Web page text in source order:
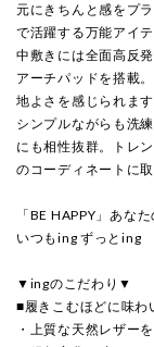
元にきちんと感をプ
で活躍する万能アイテ
中敷きには全面高反
アーチパッドを搭載
地よさを感じられます
シンプルながらも洗
にも相性抜群。トレ
のコーディネートに
「BE HAPPY」あな
いつもing ずっとing
▼ingのこだわり▼
■履きこむほどに味わ
・上質な天然レザー